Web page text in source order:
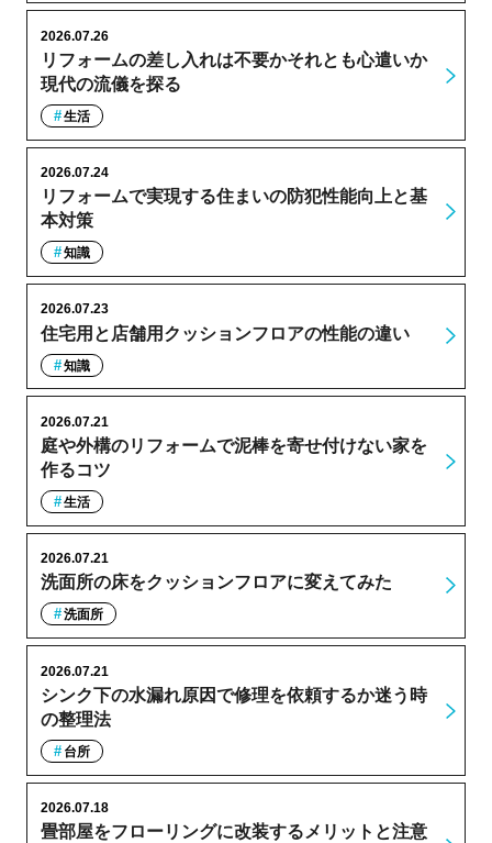
リフォームの差し入れは不要かそれとも心遣いか
現代の流儀を探る
2026.07.26
生活
リフォームで実現する住まいの防犯性能向上と基
本対策
2026.07.24
知識
住宅用と店舗用クッションフロアの性能の違い
2026.07.23
知識
庭や外構のリフォームで泥棒を寄せ付けない家を
作るコツ
2026.07.21
生活
洗面所の床をクッションフロアに変えてみた
2026.07.21
洗面所
シンク下の水漏れ原因で修理を依頼するか迷う時
の整理法
2026.07.21
台所
畳部屋をフローリングに改装するメリットと注意
2026.07.18